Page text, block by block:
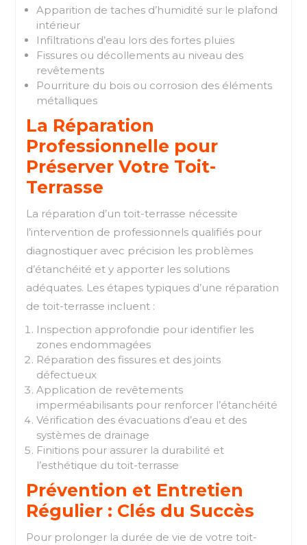
Apparition de taches d’humidité sur le plafond
intérieur
Infiltrations d’eau lors des fortes pluies
Fissures ou décollements au niveau des
revêtements
Pourriture du bois ou corrosion des éléments
métalliques
La Réparation
Professionnelle pour
Préserver Votre Toit-
Terrasse
La réparation d’un toit-terrasse nécessite
l’intervention de professionnels qualifiés pour
diagnostiquer avec précision les problèmes
d’étanchéité et y apporter les solutions
adéquates. Les étapes typiques d’une réparation
de toit-terrasse incluent :
Inspection approfondie pour identifier les
zones endommagées
Réparation des fissures et des joints
défectueux
Application de revêtements
imperméabilisants pour renforcer l’étanchéité
Vérification des évacuations d’eau et des
systèmes de drainage
Finitions pour assurer la durabilité et
l’esthétique du toit-terrasse
Prévention et Entretien
Régulier : Clés du Succès
Pour prolonger la durée de vie de votre toit-